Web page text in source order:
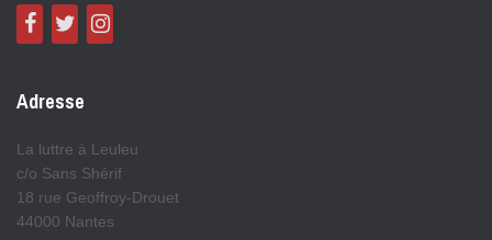
Adresse
La luttre à Leuleu
c/o Sans Shérif
18 rue Geoffroy-Drouet
44000 Nantes